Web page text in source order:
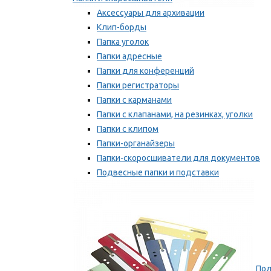
Аксессуары для архивации
Клип-борды
Папка уголок
Папки адресные
Папки для конференций
Папки регистраторы
Папки с карманами
Папки с клапанами, на резинках, уголки
Папки с клипом
Папки-органайзеры
Папки-скоросшиватели для документов
Подвесные папки и подставки